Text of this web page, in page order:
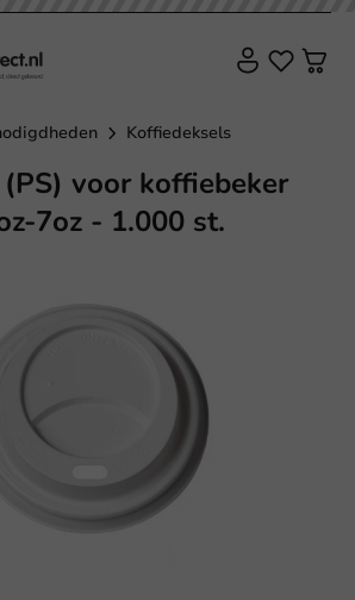
Koffiedeksels
voor koffiebeker
7oz - 1.000 st.